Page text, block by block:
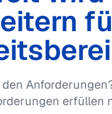
den
erfüllen